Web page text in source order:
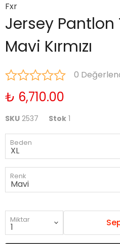
Fxr
Jersey Pantlon
Mavi Kırmızı
0
₺ 6,710.00
SKU 2537 Stok 1
Beden
Renk
Miktar